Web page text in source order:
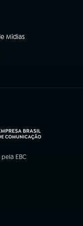
Mídias
EBC